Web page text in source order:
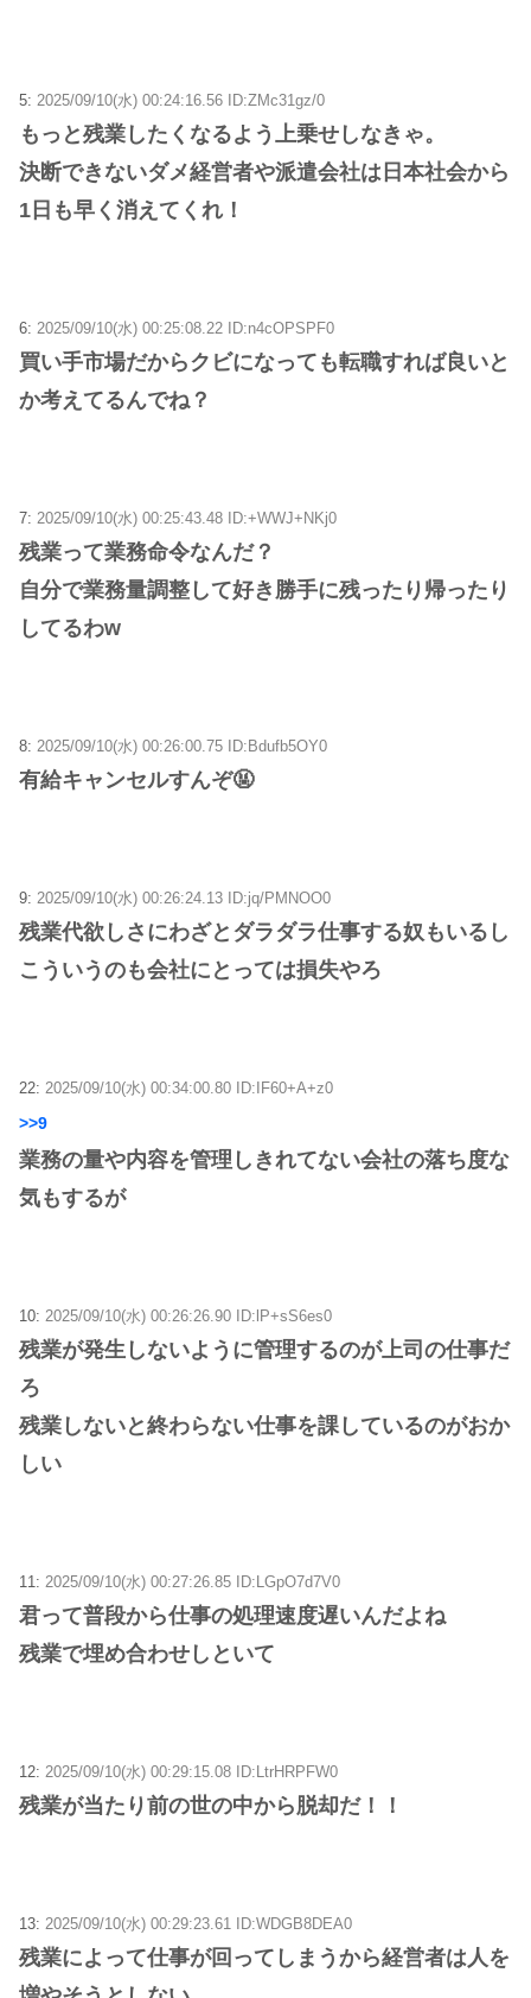
5: 2025/09/10(水) 00:24:16.56 ID:ZMc31gz/0
もっと残業したくなるよう上乗せしなきゃ。
決断できないダメ経営者や派遣会社は日本社会から
1日も早く消えてくれ！
6: 2025/09/10(水) 00:25:08.22 ID:n4cOPSPF0
買い手市場だからクビになっても転職すれば良いと
か考えてるんでね？
7: 2025/09/10(水) 00:25:43.48 ID:+WWJ+NKj0
残業って業務命令なんだ？
自分で業務量調整して好き勝手に残ったり帰ったり
してるわw
8: 2025/09/10(水) 00:26:00.75 ID:Bdufb5OY0
有給キャンセルすんぞ🤬
9: 2025/09/10(水) 00:26:24.13 ID:jq/PMNOO0
残業代欲しさにわざとダラダラ仕事する奴もいるし
こういうのも会社にとっては損失やろ
22: 2025/09/10(水) 00:34:00.80 ID:IF60+A+z0
>>9
業務の量や内容を管理しきれてない会社の落ち度な
気もするが
10: 2025/09/10(水) 00:26:26.90 ID:lP+sS6es0
残業が発生しないように管理するのが上司の仕事だ
ろ
残業しないと終わらない仕事を課しているのがおか
しい
11: 2025/09/10(水) 00:27:26.85 ID:LGpO7d7V0
君って普段から仕事の処理速度遅いんだよね
残業で埋め合わせしといて
12: 2025/09/10(水) 00:29:15.08 ID:LtrHRPFW0
残業が当たり前の世の中から脱却だ！！
13: 2025/09/10(水) 00:29:23.61 ID:WDGB8DEA0
残業によって仕事が回ってしまうから経営者は人を